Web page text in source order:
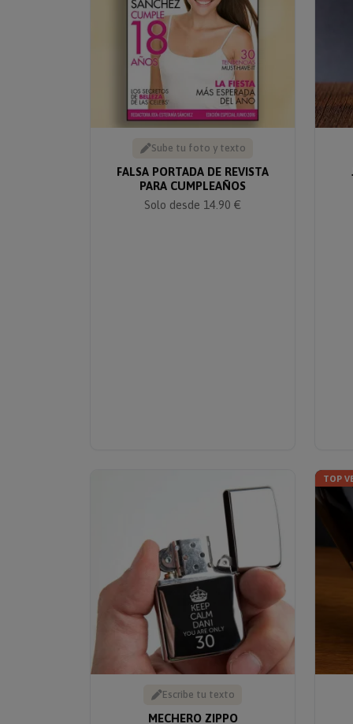
Sube tu foto y texto
FALSA PORTADA DE REVISTA
PARA CUMPLEAÑOS
Solo desde 14.90 €
Escribe tu texto
MECHERO ZIPPO
TOP